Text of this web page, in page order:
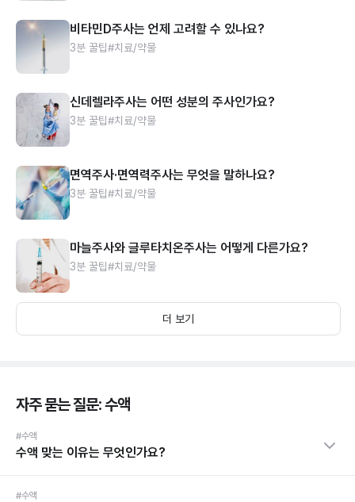
비타민D주사는 언제 고려할 수 있나요?
3분 꿀팁#치료/약물
신데렐라주사는 어떤 성분의 주사인가요?
3분 꿀팁#치료/약물
면역주사·면역력주사는 무엇을 말하나요?
3분 꿀팁#치료/약물
마늘주사와 글루타치온주사는 어떻게 다른가요?
3분 꿀팁#치료/약물
더 보기
자주 묻는 질문: 수액
#수액
수액 맞는 이유는 무엇인가요?
#수액